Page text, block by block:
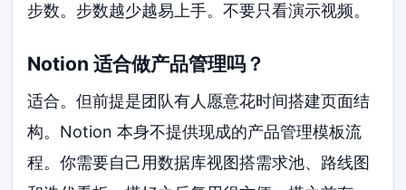
步数。步数越少越易上手。不要只看演示视频。
Notion 适合做产品管理吗？
适合。但前提是团队有人愿意花时间搭建页面结
构。Notion 本身不提供现成的产品管理模板流
程。你需要自己用数据库视图搭需求池、路线图